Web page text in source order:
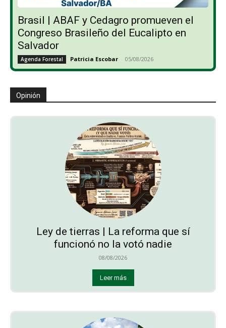
Brasil | ABAF y Cedagro promueven el
Congreso Brasileño del Eucalipto en
Salvador
Agenda Forestal Patricia Escobar - 05/08/2026
Opinión
Ley de tierras | La reforma que sí
funcionó no la votó nadie
08/08/2026
Leer más